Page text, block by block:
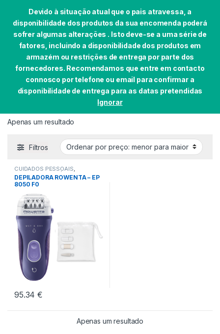
Devido à situação atual que o pais atravessa, a
disponibilidade dos produtos da sua encomenda poderá
sofrer algumas alterações . Isto deve-se a uma série de
fatores, incluindo a disponibilidade dos produtos em
armazém ou restrições de entrega por parte dos
fornecedores. Recomendamos que entre em contacto
connosco por telefone ou email para confirmar a
disponibilidade de entrega para as datas pretendidas
Ignorar
Skip to navigation
Skip to content
EAN do produto 3121040063422
3121040063422
Apenas um resultado
Filtros
CUIDADOS PESSOAIS
PEQUENOS DOMÉSTICOS
DEPILADORA ROWENTA – EP
8050 F0
95.34€
Apenas um resultado